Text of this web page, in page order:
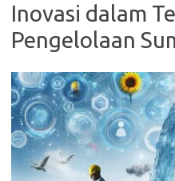
Inovasi dalam
Pengelolaan